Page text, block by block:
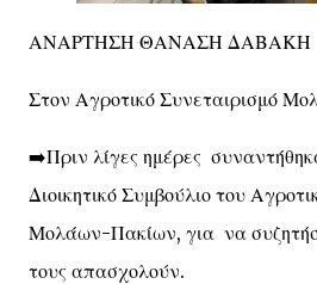
ΑΝΑΡΤΗΣΗ ΘΑΝΑΣΗ ΔΑΒΑΚΗ
Στον Αγροτικό Συνεταιρισμό
➡️Πριν λίγες ημέρες
Διοικητικό Συμβούλιο του
Μολάων-Πακίων, για να
τους απασχολούν.